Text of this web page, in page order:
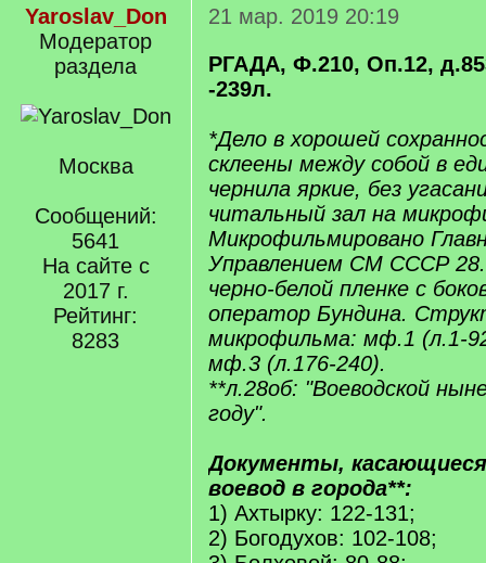
Yaroslav_Don
Модератор
раздела
Москва
Сообщений:
5641
На сайте с
2017 г.
Рейтинг:
8283
21 мар. 2019 20:19
РГАДА, Ф.210, Оп.12,
-239л.
*Дело в хорошей
склеены между собой в
чернила яркие, без
читальный зал на
Микрофильмировано
Управлением СМ СССР
черно-белой пленке с
оператор Бундина.
микрофильма: мф.1 (л.1-
мф.3 (л.176-240).
**л.28об: "Воеводской
году".
Документы, касающиеся
воевод в города**:
1) Ахтырку: 122-131;
2) Богодухов: 102-108;